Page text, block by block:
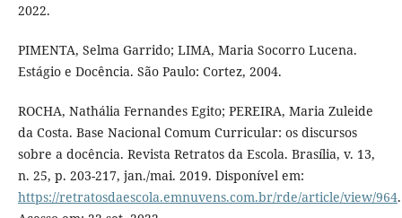
2022.
PIMENTA, Selma Garrido; LIMA, Maria Socorro Lucena.
Estágio e Docência. São Paulo: Cortez, 2004.
ROCHA, Nathália Fernandes Egito; PEREIRA, Maria Zuleide
da Costa. Base Nacional Comum Curricular: os discursos
sobre a docência. Revista Retratos da Escola. Brasília, v. 13,
n. 25, p. 203-217, jan./mai. 2019. Disponível em:
https://retratosdaescola.emnuvens.com.br/rde/article/view/964.